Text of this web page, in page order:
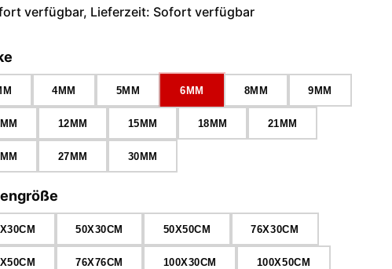
verfügbar, Lieferzeit: Sofort verfügbar
4MM 5MM 6MM 8MM 9MM
12MM 15MM 18MM 21MM
27MM 30MM
50X30CM 50X50CM 76X30CM
76X76CM 100X30CM 100X50CM